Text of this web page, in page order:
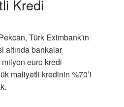
Kredi
Türk Eximbank'ın
altında bankalar
euro kredi
maliyetli kredinin %70’i